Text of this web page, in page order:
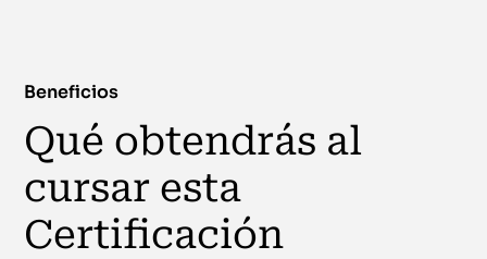
Beneficios
Qué obtendrás al
cursar esta
Certificación